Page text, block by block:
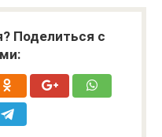
Поделиться с